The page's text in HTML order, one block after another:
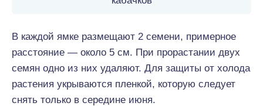
В каждой ямке размещают 2 семени, примерное
расстояние — около 5 см. При прорастании двух
семян одно из них удаляют. Для защиты от холода
растения укрываются пленкой, которую следует
снять только в середине июня.